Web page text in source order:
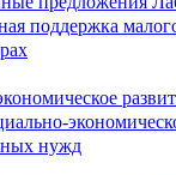
поддержка
нужд